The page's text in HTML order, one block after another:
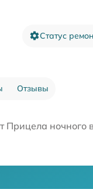
Статус
Отзывы
Прицела ночного